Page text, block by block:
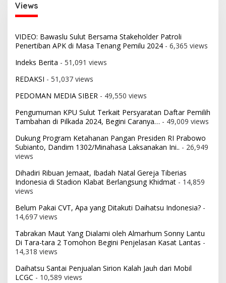
Views
VIDEO: Bawaslu Sulut Bersama Stakeholder Patroli
Penertiban APK di Masa Tenang Pemilu 2024 - 6,365 views
Indeks Berita - 51,091 views
REDAKSI - 51,037 views
PEDOMAN MEDIA SIBER - 49,550 views
Pengumuman KPU Sulut Terkait Persyaratan Daftar Pemilih
Tambahan di Pilkada 2024, Begini Caranya… - 49,009 views
Dukung Program Ketahanan Pangan Presiden RI Prabowo
Subianto, Dandim 1302/Minahasa Laksanakan Ini.. - 26,949
views
Dihadiri Ribuan Jemaat, Ibadah Natal Gereja Tiberias
Indonesia di Stadion Klabat Berlangsung Khidmat - 14,859
views
Belum Pakai CVT, Apa yang Ditakuti Daihatsu Indonesia? -
14,697 views
Tabrakan Maut Yang Dialami oleh Almarhum Sonny Lantu
Di Tara-tara 2 Tomohon Begini Penjelasan Kasat Lantas -
14,318 views
Daihatsu Santai Penjualan Sirion Kalah Jauh dari Mobil
LCGC - 10,589 views